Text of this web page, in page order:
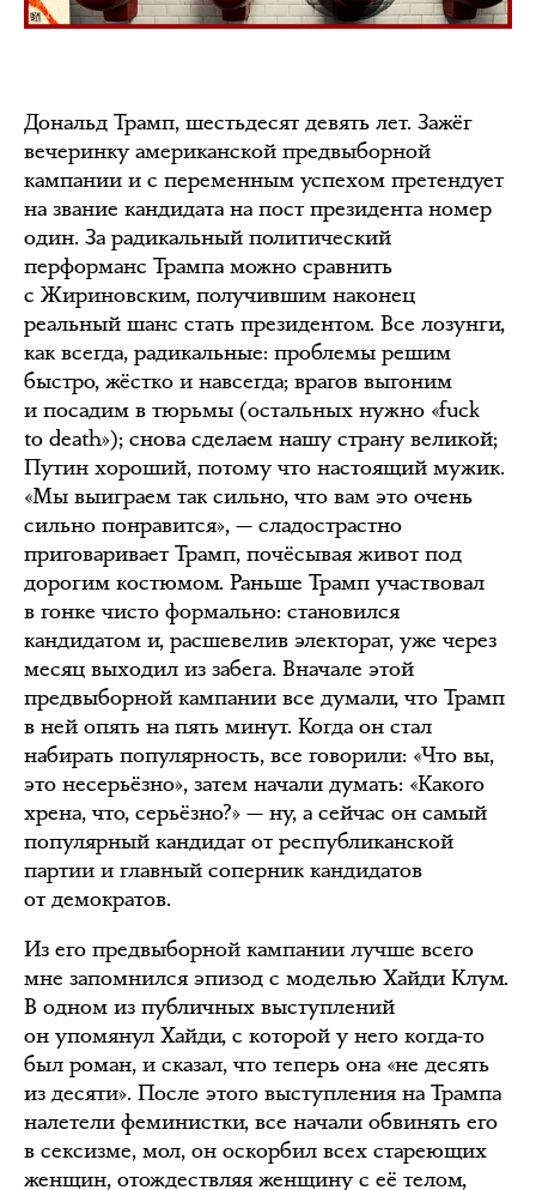
Дональд Трамп, шестьдесят девять лет. Зажёг
вечеринку американской предвыборной
кампании и с переменным успехом претендует
на звание кандидата на пост президента номер
один. За радикальный политический
перформанс Трампа можно сравнить
с Жириновским, получившим наконец
реальный шанс стать президентом. Все лозунги,
как всегда, радикальные: проблемы решим
быстро, жёстко и навсегда; врагов выгоним
и посадим в тюрьмы (остальных нужно «fuck
to death»); снова сделаем нашу страну великой;
Путин хороший, потому что настоящий мужик.
«Мы выиграем так сильно, что вам это очень
сильно понравится», — сладострастно
приговаривает Трамп, почёсывая живот под
дорогим костюмом. Раньше Трамп участвовал
в гонке чисто формально: становился
кандидатом и, расшевелив электорат, уже через
месяц выходил из забега. Вначале этой
предвыборной кампании все думали, что Трамп
в ней опять на пять минут. Когда он стал
набирать популярность, все говорили: «Что вы,
это несерьёзно», затем начали думать: «Какого
хрена, что, серьёзно?» — ну, а сейчас он самый
популярный кандидат от республиканской
партии и главный соперник кандидатов
от демократов.
Из его предвыборной кампании лучше всего
мне запомнился эпизод с моделью Хайди Клум.
В одном из публичных выступлений
он упомянул Хайди, с которой у него когда-то
был роман, и сказал, что теперь она «не десять
из десяти». После этого выступления на Трампа
налетели феминистки, все начали обвинять его
в сексизме, мол, он оскорбил всех стареющих
женщин, отождествляя женщину с её телом,